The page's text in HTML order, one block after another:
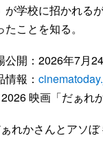
が学校に招かれる
たことを知る。
公開：2026年7月24
情報：
映画「だぁれ
れかさんとアソ